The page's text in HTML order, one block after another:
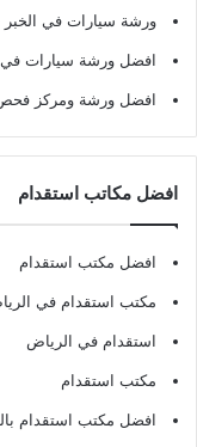
ورشة سيارات في الخبر
افضل ورشة سيارات في
افضل ورشة ومركز فحص
افضل مكاتب استقدام
افضل مكتب استقدام
مكتب استقدام في
استقدام في الرياض
مكتب استقدام
افضل مكتب استقدام